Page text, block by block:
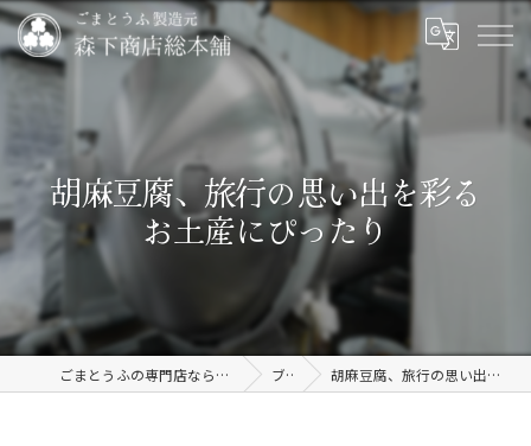
胡麻豆腐、旅行の思い出を彩る
お土産にぴったり
ごまとうふの専門店なら有限会社森下商店総本舗 ブログ 胡麻豆腐、旅行の思い出を彩るお土産にぴったり